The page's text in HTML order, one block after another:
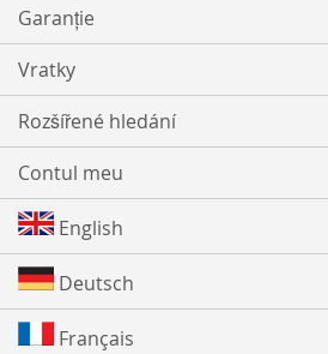
Garanție
Vratky
Rozšířené hledání
Contul meu
English
Deutsch
Français